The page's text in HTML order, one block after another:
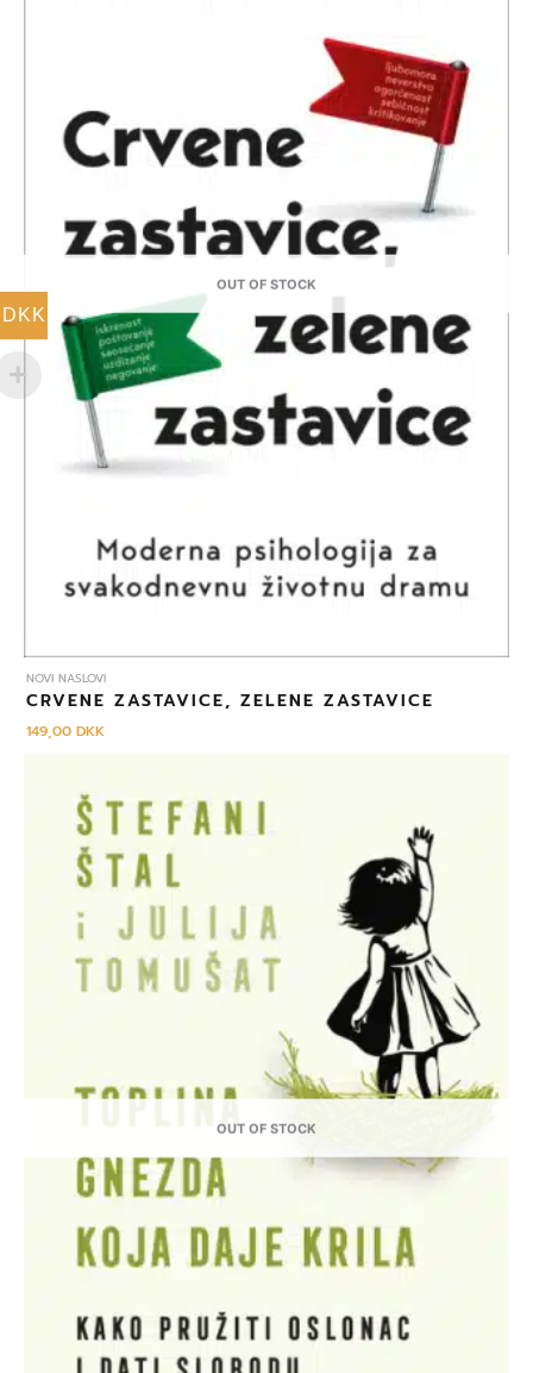
OUT OF STOCK
NOVI NASLOVI
CRVENE ZASTAVICE, ZELENE ZASTAVICE
149,00DKK
OUT OF STOCK
DKK